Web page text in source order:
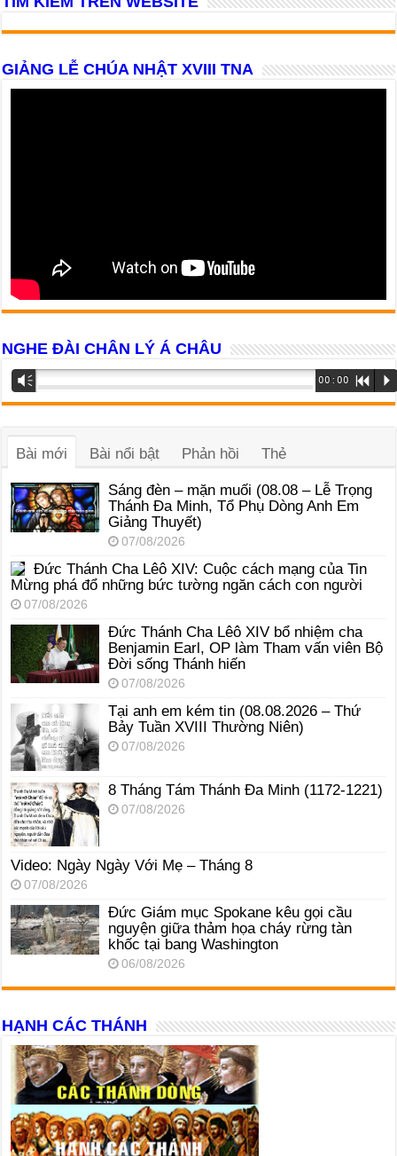
GIẢNG LỄ CHÚA NHẬT XVIII TNA
NGHE ĐÀI CHÂN LÝ Á CHÂU
Trình
phát
âm
Vm 00:00 R P
Bài mới Bài nổi bật Phản hồi Thẻ
Sáng đèn – mặn muối (08.08 – Lễ Trọng
Thánh Đa Minh, Tổ Phụ Dòng Anh Em
Giảng Thuyết)
07/08/2026
Đức Thánh Cha Lêô XIV: Cuộc cách mạng của Tin
Mừng phá đổ những bức tường ngăn cách con người
07/08/2026
Đức Thánh Cha Lêô XIV bổ nhiệm cha
Benjamin Earl, OP làm Tham vấn viên Bộ
Đời sống Thánh hiến
07/08/2026
Tại anh em kém tin (08.08.2026 – Thứ
Bảy Tuần XVIII Thường Niên)
07/08/2026
8 Tháng Tám Thánh Ða Minh (1172-1221)
07/08/2026
Video: Ngày Ngày Với Mẹ – Tháng 8
07/08/2026
Đức Giám mục Spokane kêu gọi cầu
nguyện giữa thảm họa cháy rừng tàn
khốc tại bang Washington
06/08/2026
HẠNH CÁC THÁNH